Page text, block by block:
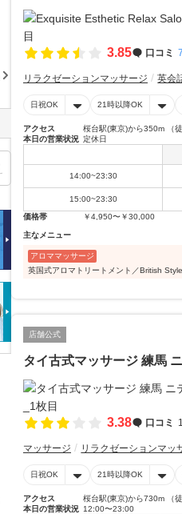
3.85 口コミ
リラクゼーションマッサージ 英会
日祝OK 21時以降OK
アクセス
桜台駅(東京)から350m （徒
本日の営業状況 定休日
14:00~23:30
15:00~23:30
価格帯
￥4,950〜￥30,000
主なメニュー
アロママッサージ
英国式アロマトリートメント／British
店舗公式
タイ古式マッサージ 練馬
3.38 口コミ
マッサージ リラクゼーションマッ
日祝OK 21時以降OK
アクセス
桜台駅(東京)から730m （徒
本日の営業状況 12:00〜23:00